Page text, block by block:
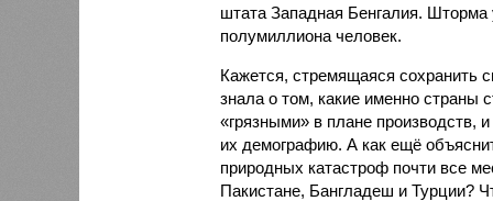
штата Западная Бенгалия. Шторма
полумиллиона человек.
Кажется, стремящаяся сохранить
знала о том, какие именно страны
«грязными» в плане производств,
их демографию. А как ещё
природных катастроф почти все
Пакистане, Бангладеш и Турции?